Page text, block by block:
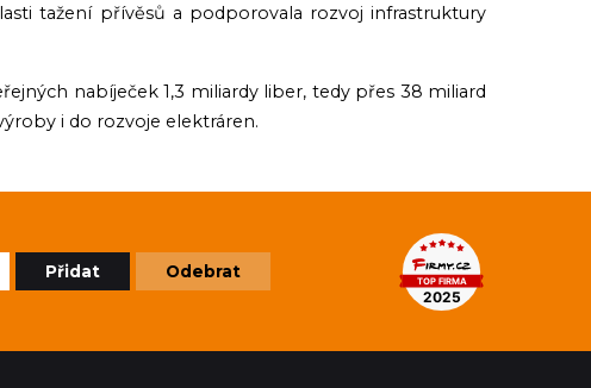
tažení přívěsů a podporovala rozvoj infrastruktury
nabíječek 1,3 miliardy liber, tedy přes 38 miliard
i do rozvoje elektráren.
Přidat Odebrat